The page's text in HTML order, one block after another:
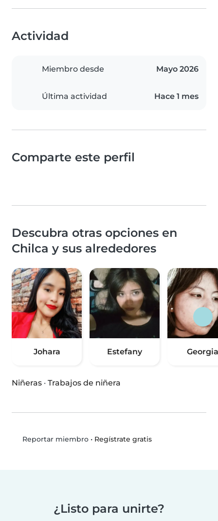
Actividad
Miembro desde Mayo 2026
Última actividad Hace 1 mes
Comparte este perfil
Descubra otras opciones en
Chilca y sus alrededores
Johara Estefany Georgia
Niñeras · Trabajos de niñera
Reportar miembro• Regístrate gratis
¿Listo para unirte?